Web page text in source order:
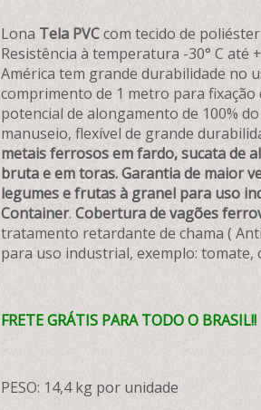
Lona Tela PVCcom tecido de
Resistência à temperatura -30° C até
América tem grande durabilidade no
comprimento de 1 metro para
potencial de alongamento de 100%
manuseio, flexível de grande
metais ferrosos em fardo, sucata de
bruta e em toras. Garantia de maior
legumes e frutas à granel para uso
Container. Cobertura de vagões
tratamento retardante de chama (
para uso industrial, exemplo:
FRETE GRÁTIS PARA TODO O BRASIL!!
PESO: 14,4 kg por unidade